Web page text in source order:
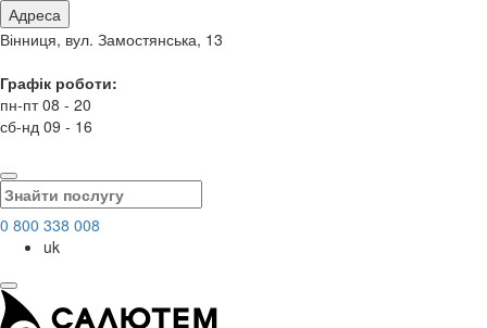
Адреса
Вінниця, вул. Замостянська, 13
Графік роботи:
пн-пт 08 - 20
сб-нд 09 - 16
0 800 338 008
uk